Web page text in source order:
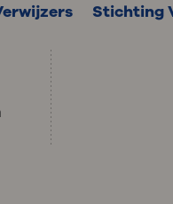
Stichting